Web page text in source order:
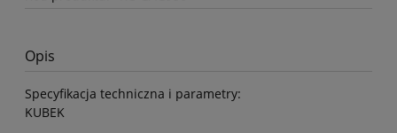
Opis
Specyfikacja techniczna i parametry:
KUBEK